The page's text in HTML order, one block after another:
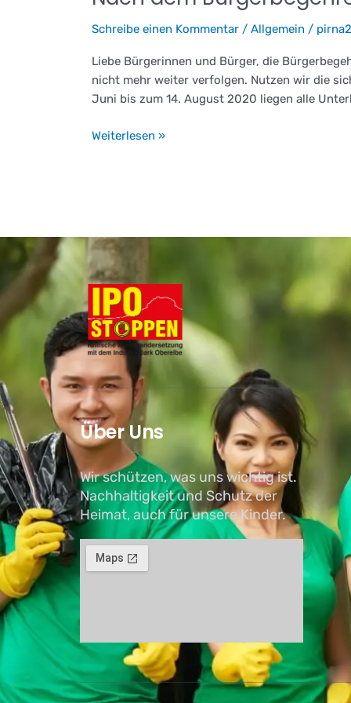
Schreibe einen Kommentar / Allgemein /
Liebe Bürgerinnen und Bürger, die
nicht mehr weiter verfolgen. Nutzen wir die
Juni bis zum 14. August 2020 liegen alle
Bürgerbegehren:
Bürgerbeteiligung
nutzen!
Weiterlesen »
Über Uns
Wir schützen, was uns wichtig ist.
Nachhaltigkeit und Schutz der
Heimat, auch für unsere Kinder.